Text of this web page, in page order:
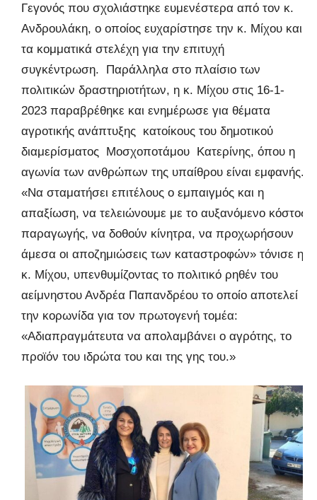
Γεγονός που σχολιάστηκε ευμενέστερα από τον κ.
Ανδρουλάκη, ο οποίος ευχαρίστησε την κ. Μίχου και
τα κομματικά στελέχη για την επιτυχή
συγκέντρωση. Παράλληλα στο πλαίσιο των
πολιτικών δραστηριοτήτων, η κ. Μίχου στις 16-1-
2023 παραβρέθηκε και ενημέρωσε για θέματα
αγροτικής ανάπτυξης κατοίκους του δημοτικού
διαμερίσματος Μοσχοποτάμου Κατερίνης, όπου η
αγωνία των ανθρώπων της υπαίθρου είναι εμφανής.
«Να σταματήσει επιτέλους ο εμπαιγμός και η
απαξίωση, να τελειώνουμε με το αυξανόμενο κόστος
παραγωγής, να δοθούν κίνητρα, να προχωρήσουν
άμεσα οι αποζημιώσεις των καταστροφών» τόνισε η
κ. Μίχου, υπενθυμίζοντας το πολιτικό ρηθέν του
αείμνηστου Ανδρέα Παπανδρέου το οποίο αποτελεί
την κορωνίδα για τον πρωτογενή τομέα:
«Αδιαπραγμάτευτα να απολαμβάνει ο αγρότης, το
προϊόν του ιδρώτα του και της γης του.»